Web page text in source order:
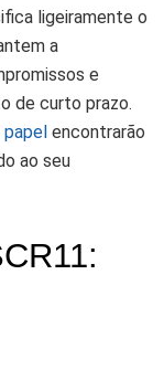
ligeiramente o
a
e
de curto prazo.
papel encontrarão
ao seu